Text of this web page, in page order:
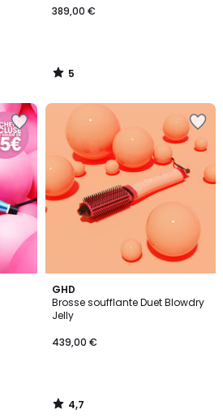
389,00 €
5
/
GHD
Brosse soufflante Duet Blowdry
Jelly
439,00 €
4,7
/ 5
4,7
/